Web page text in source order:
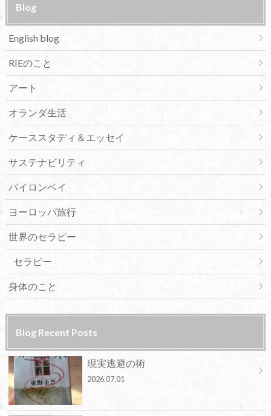
Blog
English blog
RIEのこと
アート
オランダ生活
ケーススタディ＆エッセイ
サステナビリティ
バイロンベイ
ヨーロッパ旅行
世界のセラピー
セラピー
身体のこと
Blog Recent Posts
現実逃避の術
2026.07.01